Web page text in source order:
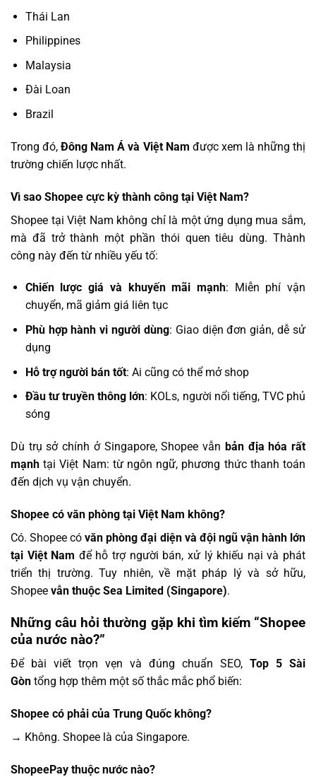
Thái Lan
Philippines
Malaysia
Đài Loan
Brazil
Trong đó,Đông Nam Á và Việt Nam được xem là những thị
trường chiến lược nhất.
Vì sao Shopee cực kỳ thành công tại Việt Nam?
Shopee tại Việt Nam không chỉ là một ứng dụng mua sắm,
mà đã trở thành một phần thói quen tiêu dùng. Thành
công này đến từ nhiều yếu tố:
Chiến lược giá và khuyến mãi mạnh: Miễn phí vận
chuyển, mã giảm giá liên tục
Phù hợp hành vi người dùng: Giao diện đơn giản, dễ sử
dụng
Hỗ trợ người bán tốt: Ai cũng có thể mở shop
Đầu tư truyền thông lớn: KOLs, người nổi tiếng, TVC phủ
sóng
Dù trụ sở chính ở Singapore, Shopee vẫn bản địa hóa rất
mạnh tại Việt Nam: từ ngôn ngữ, phương thức thanh toán
đến dịch vụ vận chuyển.
Shopee có văn phòng tại Việt Nam không?
Có. Shopee cóvăn phòng đại diện và đội ngũ vận hành lớn
tại Việt Nam để hỗ trợ người bán, xử lý khiếu nại và phát
triển thị trường. Tuy nhiên, về mặt pháp lý và sở hữu,
Shopee vẫn thuộc Sea Limited (Singapore).
Những câu hỏi thường gặp khi tìm kiếm “Shopee
của nước nào?”
Để bài viết trọn vẹn và đúng chuẩn SEO, Top 5 Sài
Gòn tổng hợp thêm một số thắc mắc phổ biến:
Shopee có phải của Trung Quốc không?
→ Không. Shopee là của Singapore.
ShopeePay thuộc nước nào?